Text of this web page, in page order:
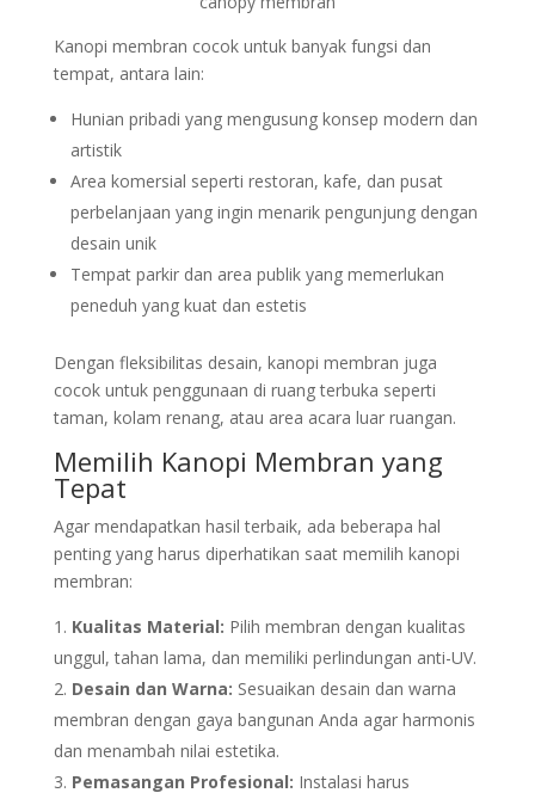
Kanopi membran cocok untuk banyak fungsi dan
tempat, antara lain:
Hunian pribadi yang mengusung konsep modern dan
artistik
Area komersial seperti restoran, kafe, dan pusat
perbelanjaan yang ingin menarik pengunjung dengan
desain unik
Tempat parkir dan area publik yang memerlukan
peneduh yang kuat dan estetis
Dengan fleksibilitas desain, kanopi membran juga
cocok untuk penggunaan di ruang terbuka seperti
taman, kolam renang, atau area acara luar ruangan.
Memilih Kanopi Membran yang
Tepat
Agar mendapatkan hasil terbaik, ada beberapa hal
penting yang harus diperhatikan saat memilih kanopi
membran:
Kualitas Material: Pilih membran dengan kualitas
unggul, tahan lama, dan memiliki perlindungan anti-UV.
Desain dan Warna: Sesuaikan desain dan warna
membran dengan gaya bangunan Anda agar harmonis
dan menambah nilai estetika.
Pemasangan Profesional: Instalasi harus